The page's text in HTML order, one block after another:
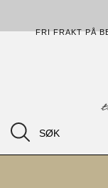
FRI FRAKT PÅ